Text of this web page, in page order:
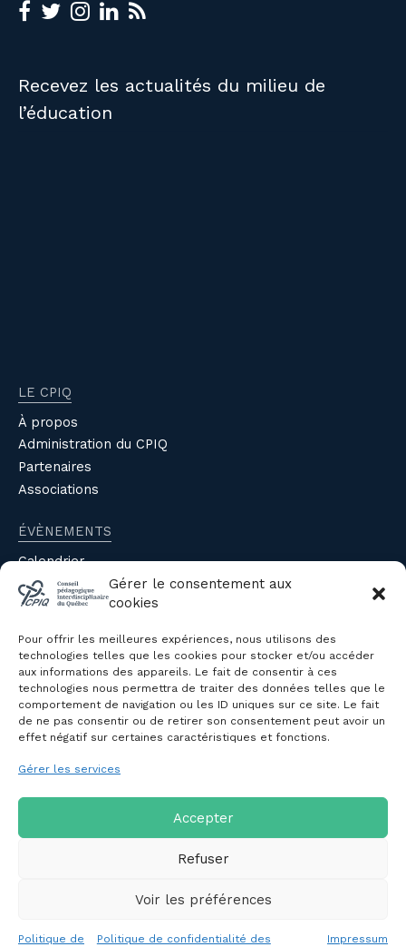
Gérer le consentement aux
cookies
Pour offrir les meilleures expériences, nous utilisons des
technologies telles que les cookies pour stocker et/ou accéder
aux informations des appareils. Le fait de consentir à ces
technologies nous permettra de traiter des données telles que le
comportement de navigation ou les ID uniques sur ce site. Le fait
de ne pas consentir ou de retirer son consentement peut avoir un
effet négatif sur certaines caractéristiques et fonctions.
Gérer les services
Accepter
Refuser
Voir les préférences
Politique de Politique de confidentialité des Impressum
Recevez les actualités du milieu de
l’éducation
LE CPIQ
À propos
Administration du CPIQ
Partenaires
Associations
ÉVÈNEMENTS
Calendrier
Évènements du CPIQ
Revue
Avis et mémoires
Autres publications
NOUS JOINDRE
Politique de confidentialité des
Politique de cookies (CA)
Copyright © 2026 Conseil pédagogique interdisciplinaire du